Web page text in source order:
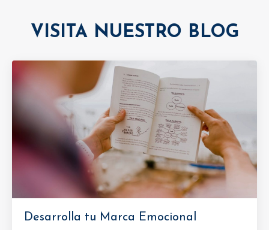
VISITA NUESTRO BLOG
Desarrolla tu Marca Emocional